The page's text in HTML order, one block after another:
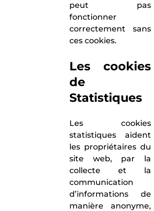
peut pas
fonctionner
correctement sans
ces cookies.
Les cookies
de
Statistiques
Les cookies
statistiques aident
les propriétaires du
site web, par la
collecte et la
communication
d’informations de
manière anonyme,